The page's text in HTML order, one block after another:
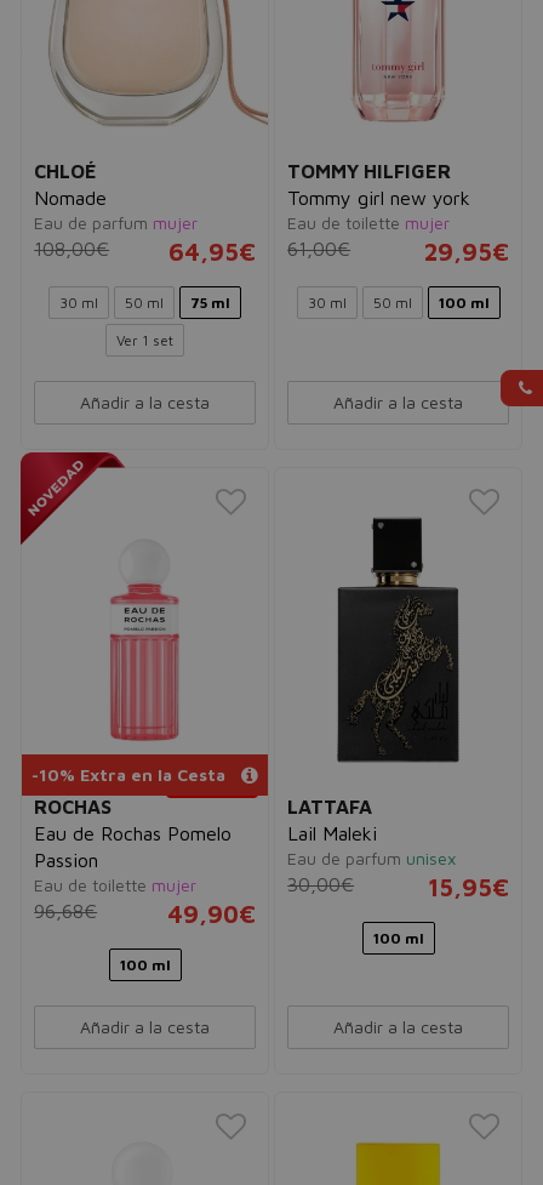
CHLOÉ
Nomade
Eau de parfum mujer
108,00€ 64,95€
30 ml 50 ml 75 ml
Ver 1 set
Añadir a la cesta
TOMMY HILFIGER
Tommy girl new york
Eau de toilette mujer
61,00€ 29,95€
30 ml 50 ml 100 ml
Añadir a la cesta
INCLUYE
-10% Extra en la Cesta
ROCHAS
Eau de Rochas Pomelo
Passion
Eau de toilette mujer
96,68€ 49,90€
100 ml
Añadir a la cesta
LATTAFA
Lail Maleki
Eau de parfum unisex
30,00€ 15,95€
100 ml
Añadir a la cesta